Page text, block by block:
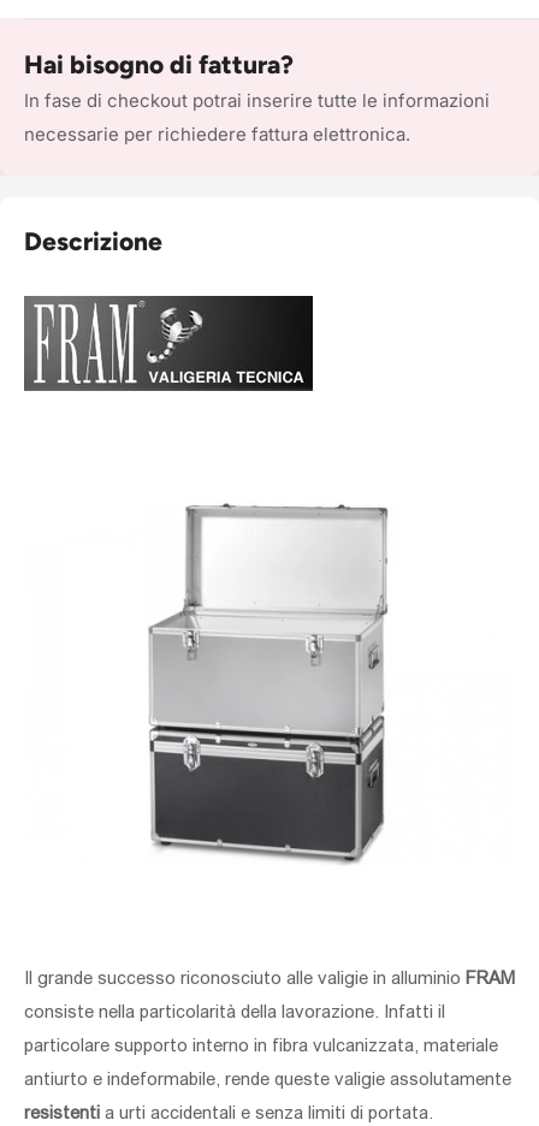
Hai bisogno di fattura?
In fase di checkout potrai inserire tutte le informazioni
necessarie per richiedere fattura elettronica.
Descrizione
Il grande successo riconosciuto alle valigie in alluminio FRAM
consiste nella particolarità della lavorazione. Infatti il
particolare supporto interno in fibra vulcanizzata, materiale
antiurto e indeformabile, rende queste valigie assolutamente
resistenti a urti accidentali e senza limiti di portata.